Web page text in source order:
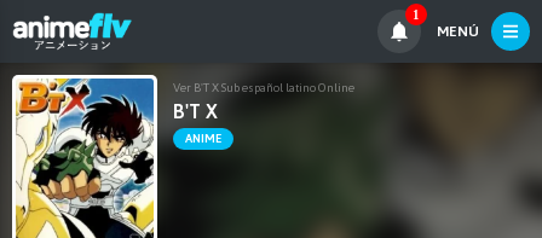
1
MENÚ
Ver B'T X Sub español latino Online
B'T X
ANIME